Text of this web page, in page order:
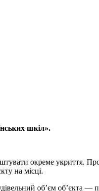
шкіл».
окреме укриття.
на місці.
об’єм об’єкта —